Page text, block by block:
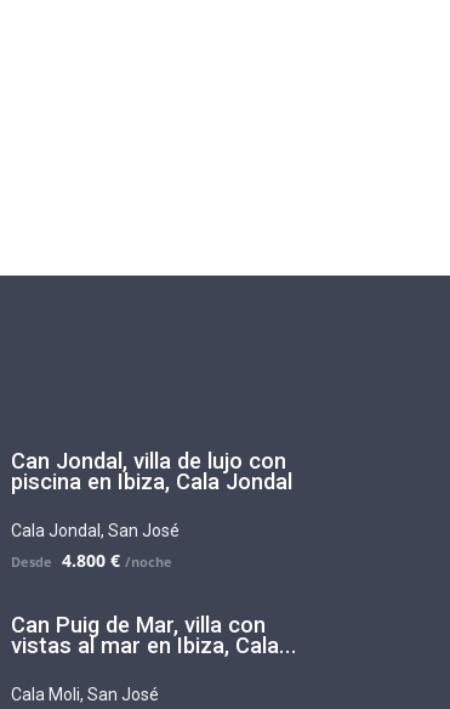
Can Jondal, villa de lujo con
piscina en Ibiza, Cala Jondal
Cala Jondal , San José
4.800 €
Can Puig de Mar, villa con
vistas al mar en Ibiza, Cala...
Cala Moli, San José